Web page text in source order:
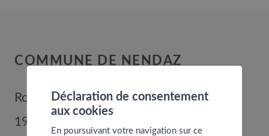
COMMUNE DE NENDAZ
Route de Nendaz 352
1996
Déclaration de consentement
aux cookies
En poursuivant votre navigation sur ce